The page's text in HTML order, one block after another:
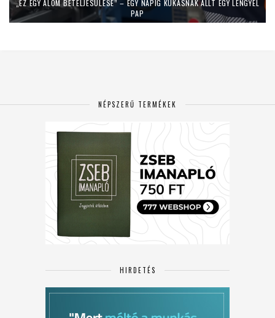
„EZ EGY ÁLOM BETELJESÜLÉSE” – EGY NAPIG KUKÁSNAK ÁLLT EGY LENGYEL
PAP
NÉPSZERŰ TERMÉKEK
HIRDETÉS